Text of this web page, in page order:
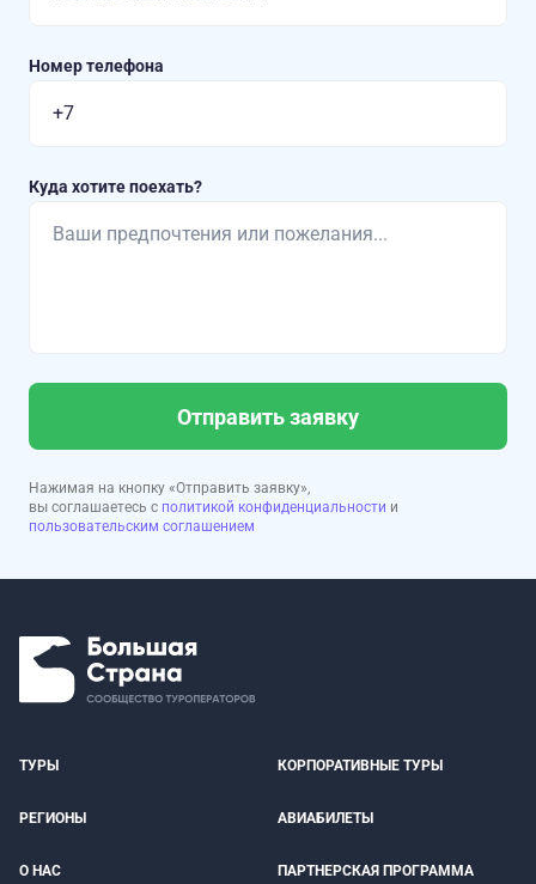
Номер телефона
Куда хотите поехать?
Отправить заявку
Нажимая на кнопку «Отправить заявку»,
вы соглашаетесь с политикой конфиденциальности и
пользовательским соглашением
ТУРЫ КОРПОРАТИВНЫЕ ТУРЫ
РЕГИОНЫ АВИАБИЛЕТЫ
О НАС ПАРТНЕРСКАЯ ПРОГРАММА